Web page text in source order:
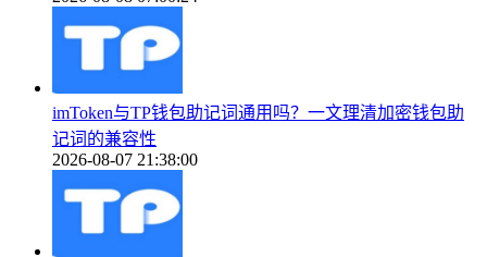
imToken与TP钱包助记词通用吗？一文理清加密钱包助
记词的兼容性
2026-08-07 21:38:00